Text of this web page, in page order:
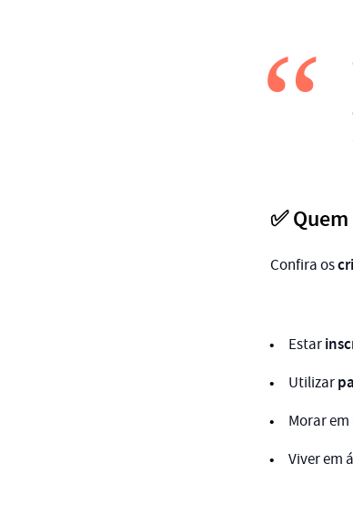
✅
Confira os
Estar
Utilizar
Morar
Viver em